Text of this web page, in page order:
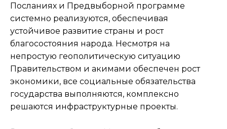
Посланиях и Предвыборной программе
системно реализуются, обеспечивая
устойчивое развитие страны и рост
благосостояния народа. Несмотря на
непростую геополитическую ситуацию
Правительством и акимами обеспечен рост
экономики, все социальные обязательства
государства выполняются, комплексно
решаются инфраструктурные проекты.